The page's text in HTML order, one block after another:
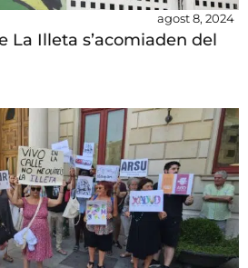
agost 8, 2024
La Illeta s’acomiaden del